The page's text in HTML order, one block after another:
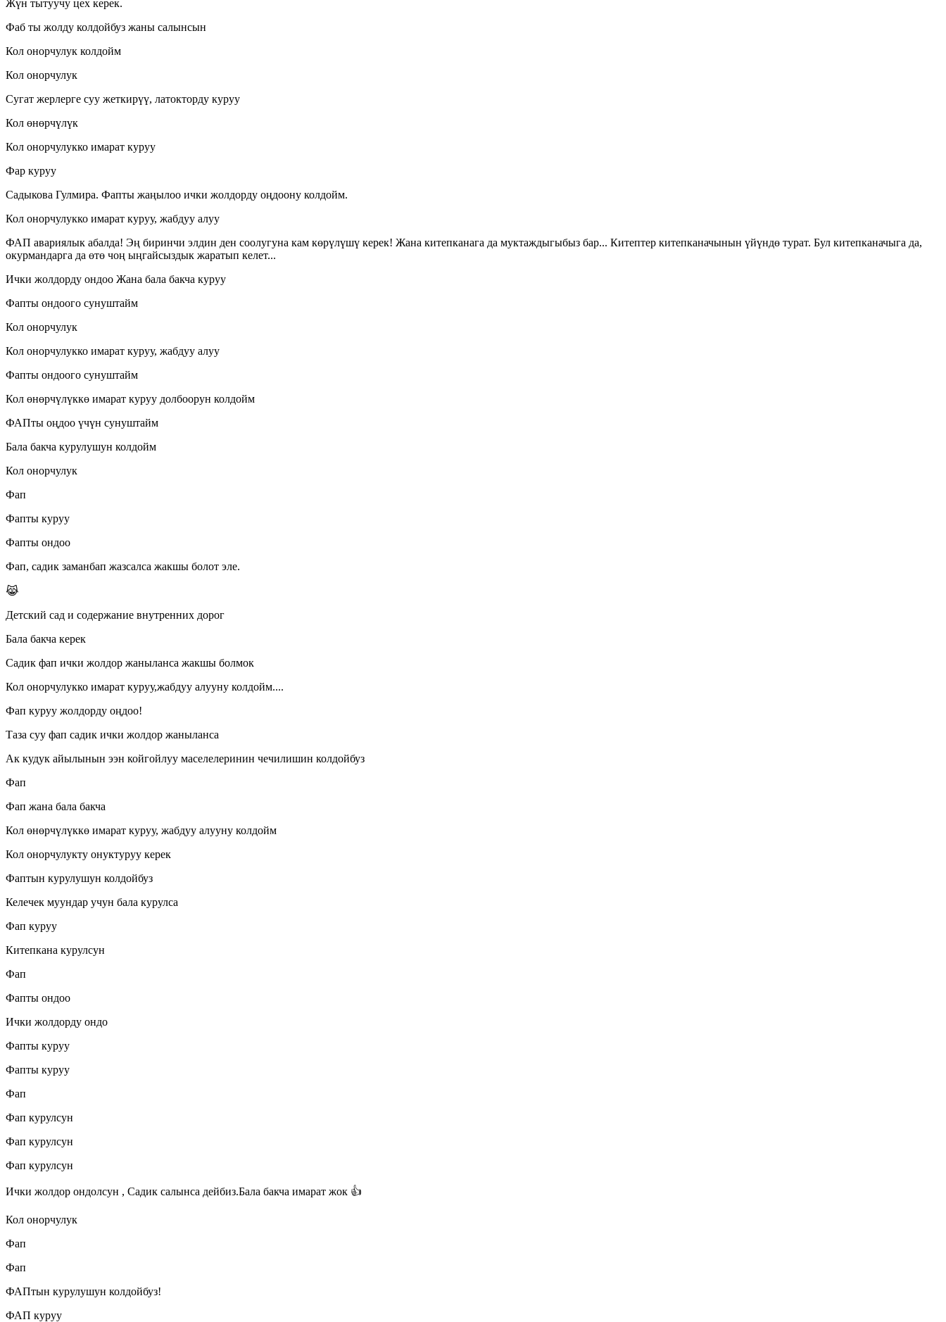
Жүн тытуучу цех керек.
Фаб ты жолду колдойбуз жаны салынсын
Кол онорчулук колдойм
Кол онорчулук
Сугат жерлерге суу жеткирүү, латокторду куруу
Кол өнөрчүлүк
Кол онорчулукко имарат куруу
Фар куруу
Садыкова Гулмира. Фапты жаңылоо ички жолдорду оңдоону колдойм.
Кол онорчулукко имарат куруу, жабдуу алуу
ФАП авариялык абалда! Эң биринчи элдин ден соолугуна кам көрүлүшү керек! Жана китепканага да муктаждыгыбыз бар... Китептер китепканачынын үйүндө турат. Бул китепканачыга да,
окурмандарга да өтө чоң ыңгайсыздык жаратып келет...
Ички жолдорду ондоо Жана бала бакча куруу
Фапты ондоого сунуштайм
Кол онорчулук
Кол онорчулукко имарат куруу, жабдуу алуу
Фапты ондоого сунуштайм
Кол өнөрчүлүккө имарат куруу долбоорун колдойм
ФАПты оңдоо үчүн сунуштайм
Бала бакча курулушун колдойм
Кол онорчулук
Фап
Фапты куруу
Фапты ондоо
Фап, садик заманбап жазсалса жакшы болот эле.
😹
Детский сад и содержание внутренних дорог
Бала бакча керек
Садик фап ички жолдор жаныланса жакшы болмок
Кол онорчулукко имарат куруу,жабдуу алууну колдойм....
Фап куруу жолдорду оңдоо!
Таза суу фап садик ички жолдор жаныланса
Ак кудук айылынын ээн койгойлуу маселелеринин чечилишин колдойбуз
Фап
Фап жана бала бакча
Кол өнөрчүлүккө имарат куруу, жабдуу алууну колдойм
Кол онорчулукту онуктуруу керек
Фаптын курулушун колдойбуз
Келечек муундар учун бала курулса
Фап куруу
Китепкана курулсун
Фап
Фапты ондоо
Ички жолдорду ондо
Фапты куруу
Фапты куруу
Фап
Фап курулсун
Фап курулсун
Фап курулсун
Ички жолдор ондолсун , Садик салынса дейбиз.Бала бакча имарат жок 👍
Кол онорчулук
Фап
Фап
ФАПтын курулушун колдойбуз!
ФАП куруу